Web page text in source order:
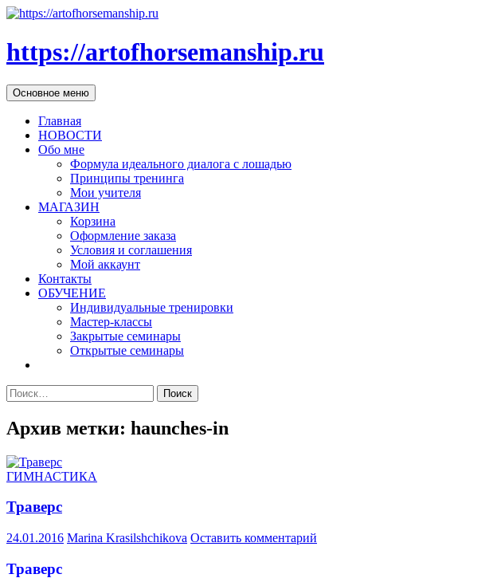
https://artofhorsemanship.ru
Поиск
Основное меню Перейти
к
Главная
НОВОСТИ
Обо мне
Формула идеального диалога с лошадью
Принципы тренинга
Мои учителя
МАГАЗИН
Корзина
Оформление заказа
Условия и соглашения
Мой аккаунт
Контакты
ОБУЧЕНИЕ
Индивидуальные тренировки
Мастер-классы
Закрытые семинары
Открытые семинары
Найти:
Архив метки: haunches-in
ГИМНАСТИКА
Траверс
24.01.2016 Marina Krasilshchikova Оставить комментарий
Траверс